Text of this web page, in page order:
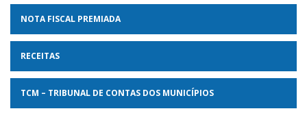
NOTA FISCAL PREMIADA
RECEITAS
TCM – TRIBUNAL DE CONTAS DOS MUNICÍPIOS